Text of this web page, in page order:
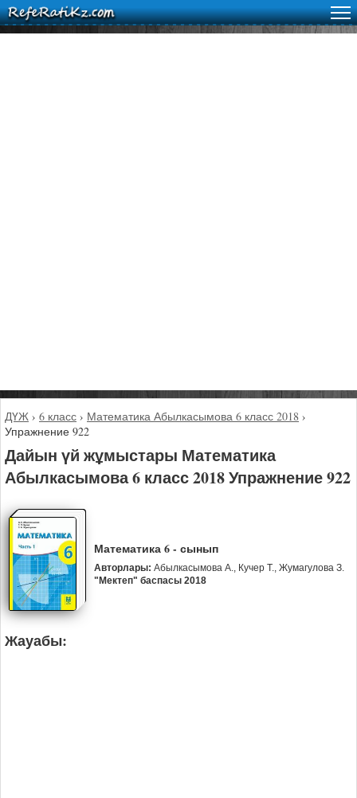
ДҮЖ › 6 класс › Математика Абылкасымова 6 класс 2018 ›
Упражнение 922
Дайын үй жұмыстары Математика
Абылкасымова 6 класс 2018 Упражнение 922
Математика 6 - сынып
Авторлары: Абылкасымова А., Кучер Т., Жумагулова З.
"Мектеп" баспасы 2018
Жауабы: